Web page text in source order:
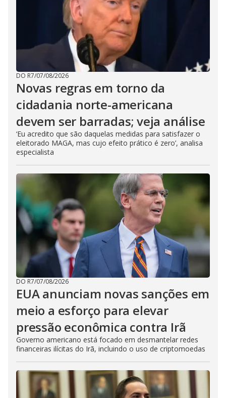
DO R7/07/08/2026
Novas regras em torno da
cidadania norte-americana
devem ser barradas; veja análise
‘Eu acredito que são daquelas medidas para satisfazer o
eleitorado MAGA, mas cujo efeito prático é zero’, analisa
especialista
DO R7/07/08/2026
EUA anunciam novas sanções em
meio a esforço para elevar
pressão econômica contra Irã
Governo americano está focado em desmantelar redes
financeiras ilícitas do Irã, incluindo o uso de criptomoedas